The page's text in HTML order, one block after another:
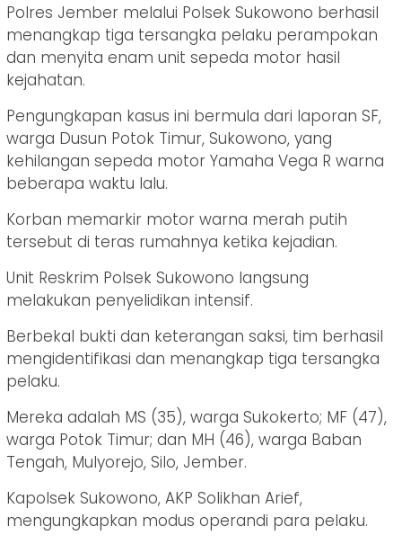
Polres Jember melalui Polsek Sukowono berhasil
menangkap tiga tersangka pelaku perampokan
dan menyita enam unit sepeda motor hasil
kejahatan.
Pengungkapan kasus ini bermula dari laporan SF,
warga Dusun Potok Timur, Sukowono, yang
kehilangan sepeda motor Yamaha Vega R warna
beberapa waktu lalu.
Korban memarkir motor warna merah putih
tersebut di teras rumahnya ketika kejadian.
Unit Reskrim Polsek Sukowono langsung
melakukan penyelidikan intensif.
Berbekal bukti dan keterangan saksi, tim berhasil
mengidentifikasi dan menangkap tiga tersangka
pelaku.
Mereka adalah MS (35), warga Sukokerto; MF (47),
warga Potok Timur; dan MH (46), warga Baban
Tengah, Mulyorejo, Silo, Jember.
Kapolsek Sukowono, AKP Solikhan Arief,
mengungkapkan modus operandi para pelaku.